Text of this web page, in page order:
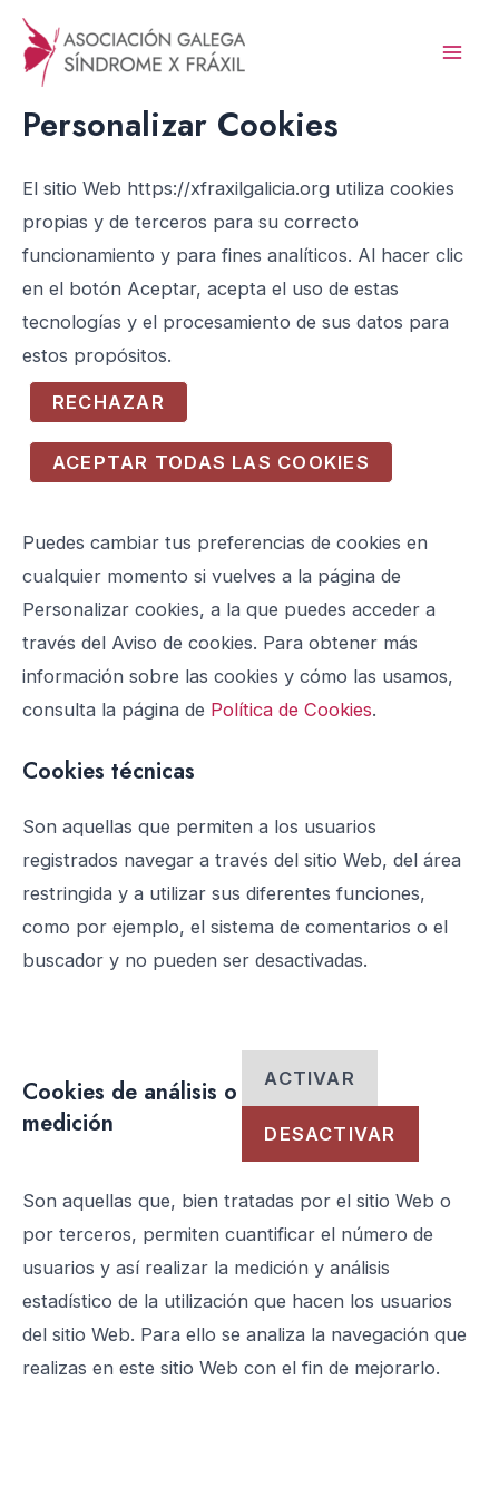
contenido
Personalizar Cookies
El sitio Web https://xfraxilgalicia.org utiliza cookies
propias y de terceros para su correcto
funcionamiento y para fines analíticos. Al hacer clic
en el botón Aceptar, acepta el uso de estas
tecnologías y el procesamiento de sus datos para
estos propósitos.
RECHAZAR
ACEPTAR TODAS LAS COOKIES
Puedes cambiar tus preferencias de cookies en
cualquier momento si vuelves a la página de
Personalizar cookies, a la que puedes acceder a
través del Aviso de cookies. Para obtener más
información sobre las cookies y cómo las usamos,
consulta la página de Política de Cookies.
Cookies técnicas
Son aquellas que permiten a los usuarios
registrados navegar a través del sitio Web, del área
restringida y a utilizar sus diferentes funciones,
como por ejemplo, el sistema de comentarios o el
buscador y no pueden ser desactivadas.
Cookies de análisis o
medición
ACTIVAR
DESACTIVAR
Son aquellas que, bien tratadas por el sitio Web o
por terceros, permiten cuantificar el número de
usuarios y así realizar la medición y análisis
estadístico de la utilización que hacen los usuarios
del sitio Web. Para ello se analiza la navegación que
realizas en este sitio Web con el fin de mejorarlo.